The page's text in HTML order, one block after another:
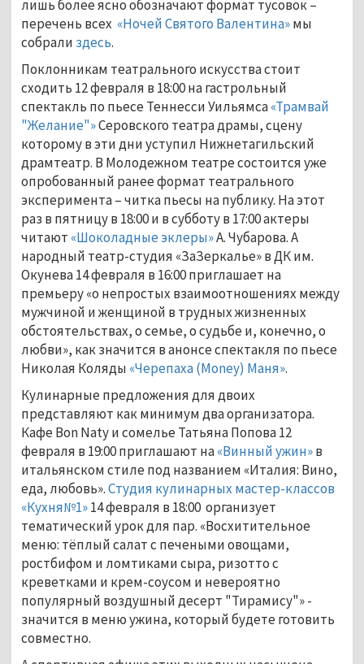
лишь более ясно обозначают формат тусовок –
перечень всех «Ночей Святого Валентина»мы
собрали здесь.
Поклонникам театрального искусства стоит
сходить 12 февраля в 18:00 на гастрольный
спектакль по пьесе Теннесси Уильямса«Трамвай
"Желание"»Серовского театра драмы, сцену
которому в эти дни уступил Нижнетагильский
драмтеатр. В Молодежном театре состоится уже
опробованный ранее формат театрального
эксперимента – читка пьесы на публику. На этот
раз в пятницу в 18:00 и в субботу в 17:00 актеры
читают «Шоколадные эклеры»А. Чубарова. А
народный театр-студия «ЗаЗеркалье» в ДК им.
Окунева 14 февраля в 16:00 приглашает на
премьеру «о непростых взаимоотношениях между
мужчиной и женщиной в трудных жизненных
обстоятельствах, о семье, о судьбе и, конечно, о
любви», как значится в анонсе спектакля по пьесе
Николая Коляды «Черепаха (Money) Маня».
Кулинарные предложения для двоих
представляют как минимум два организатора.
Кафе Bon Naty и сомелье Татьяна Попова 12
февраля в 19:00 приглашают на«Винный ужин»в
итальянском стиле под названием «Италия: Вино,
еда, любовь».Студия кулинарных мастер-классов
«Кухня№1»14 февраля в 18:00 организует
тематический урок для пар. «Восхитительное
меню: тёплый салат с печеными овощами,
ростбифом и ломтиками сыра, ризотто с
креветками и крем-соусом и невероятно
популярный воздушный десерт "Тирамису"» -
значится в меню ужина, который будете готовить
совместно.